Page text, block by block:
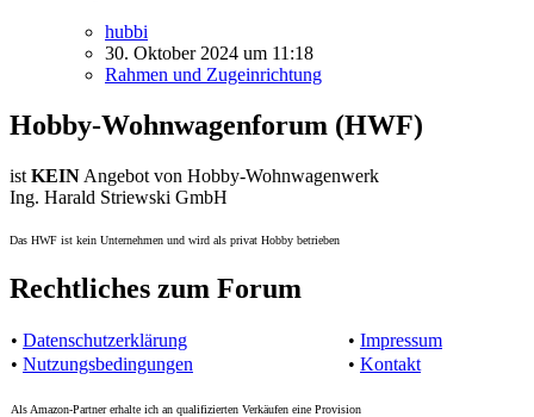
hubbi
30. Oktober 2024 um 11:18
Rahmen und Zugeinrichtung
Hobby-Wohnwagenforum (HWF)
ist KEIN Angebot von Hobby-Wohnwagenwerk
Ing. Harald Striewski GmbH
Das HWF ist kein Unternehmen und wird als privat Hobby betrieben
Rechtliches zum Forum
• Datenschutzerklärung • Impressum
• Nutzungsbedingungen • Kontakt
Als Amazon-Partner erhalte ich an qualifizierten Verkäufen eine Provision